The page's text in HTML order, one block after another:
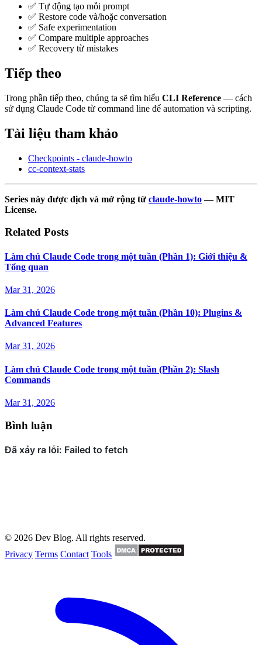
✅ Tự động tạo mỗi prompt
✅ Restore code và/hoặc conversation
✅ Safe experimentation
✅ Compare multiple approaches
✅ Recovery từ mistakes
Tiếp theo
Trong phần tiếp theo, chúng ta sẽ tìm hiểu CLI Reference — cách
sử dụng Claude Code từ command line để automation và scripting.
Tài liệu tham khảo
Checkpoints - claude-howto
cc-context-stats
Series này được dịch và mở rộng từ claude-howto— MIT
License.
Related Posts
Làm chủ Claude Code trong một tuần (Phần 1): Giới thiệu &
Tổng quan
Mar 31, 2026
Làm chủ Claude Code trong một tuần (Phần 10): Plugins &
Advanced Features
Mar 31, 2026
Làm chủ Claude Code trong một tuần (Phần 2): Slash
Commands
Mar 31, 2026
Bình luận
© 2026 Dev Blog. All rights reserved.
Privacy Terms Contact Tools